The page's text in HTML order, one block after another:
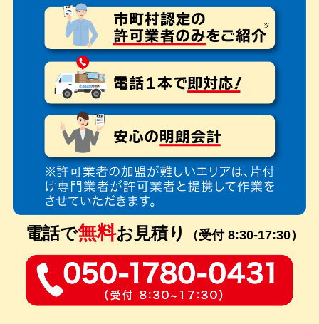
電話で無料お見積り （受付 8:30-17:30）